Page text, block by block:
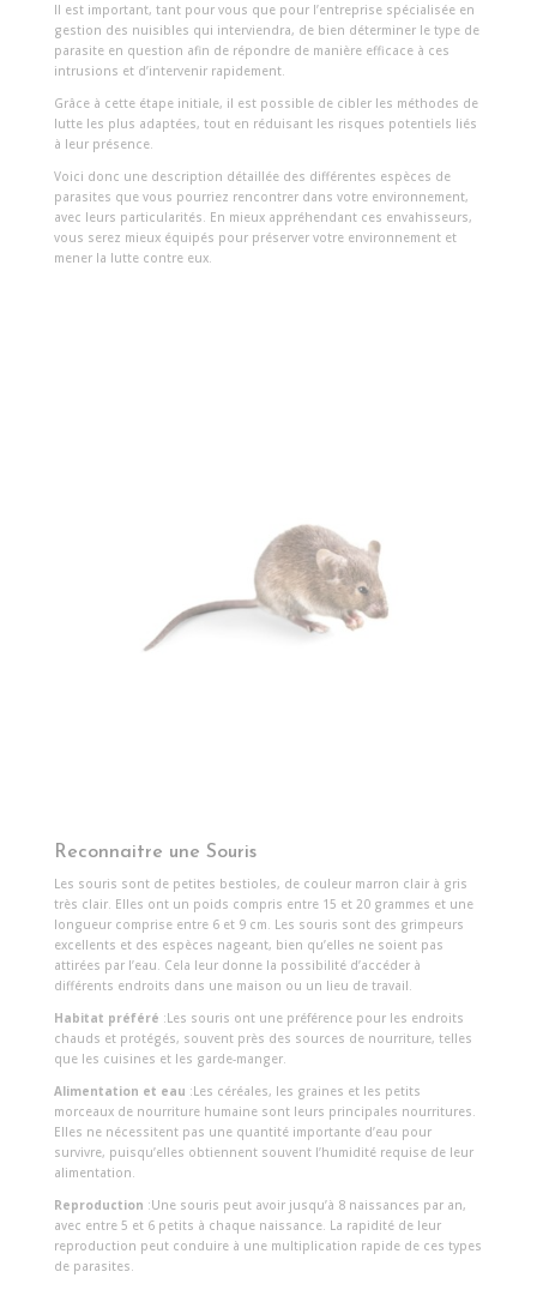
Il est important, tant pour vous que pour l’entreprise spécialisée en
gestion des nuisibles qui interviendra, de bien déterminer le type de
parasite en question afin de répondre de manière efficace à ces
intrusions et d’intervenir rapidement.
Grâce à cette étape initiale, il est possible de cibler les méthodes de
lutte les plus adaptées, tout en réduisant les risques potentiels liés
à leur présence.
Voici donc une description détaillée des différentes espèces de
parasites que vous pourriez rencontrer dans votre environnement,
avec leurs particularités. En mieux appréhendant ces envahisseurs,
vous serez mieux équipés pour préserver votre environnement et
mener la lutte contre eux.
Reconnaitre une Souris
Les souris sont de petites bestioles, de couleur marron clair à gris
très clair. Elles ont un poids compris entre 15 et 20 grammes et une
longueur comprise entre 6 et 9 cm. Les souris sont des grimpeurs
excellents et des espèces nageant, bien qu’elles ne soient pas
attirées par l’eau. Cela leur donne la possibilité d’accéder à
différents endroits dans une maison ou un lieu de travail.
Habitat préféré :Les souris ont une préférence pour les endroits
chauds et protégés, souvent près des sources de nourriture, telles
que les cuisines et les garde-manger.
Alimentation et eau :Les céréales, les graines et les petits
morceaux de nourriture humaine sont leurs principales nourritures.
Elles ne nécessitent pas une quantité importante d’eau pour
survivre, puisqu’elles obtiennent souvent l’humidité requise de leur
alimentation.
Reproduction :Une souris peut avoir jusqu’à 8 naissances par an,
avec entre 5 et 6 petits à chaque naissance. La rapidité de leur
reproduction peut conduire à une multiplication rapide de ces types
de parasites.